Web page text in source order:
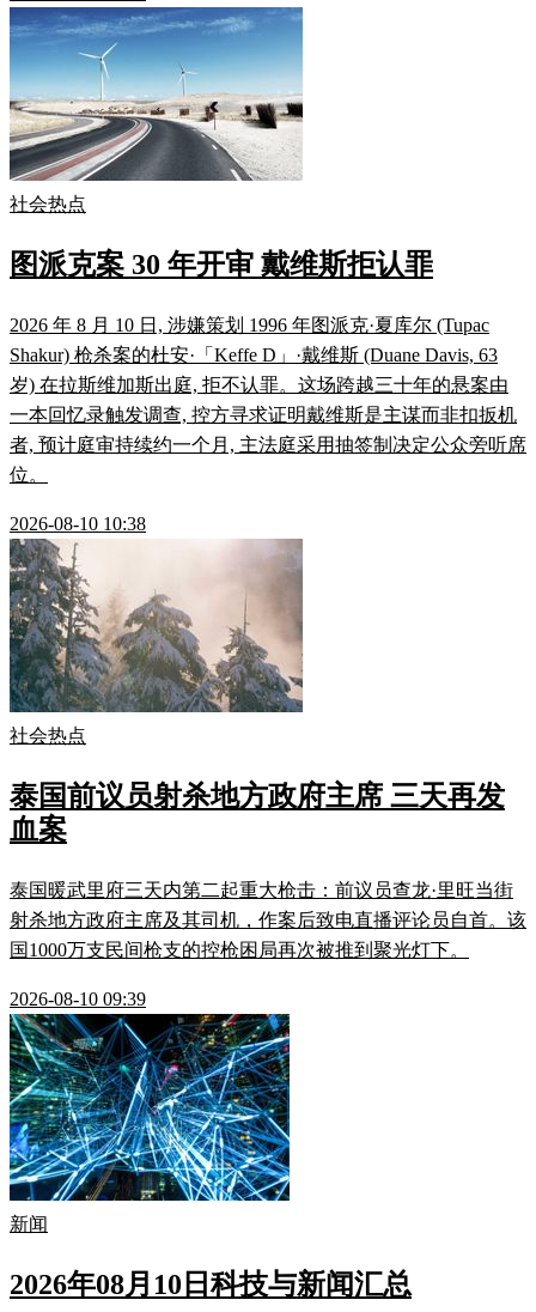
社会热点
图派克案 30 年开审 戴维斯拒认罪
2026 年 8 月 10 日, 涉嫌策划 1996 年图派克·夏库尔 (Tupac
Shakur) 枪杀案的杜安·「Keffe D」·戴维斯 (Duane Davis, 63
岁) 在拉斯维加斯出庭, 拒不认罪。这场跨越三十年的悬案由
一本回忆录触发调查, 控方寻求证明戴维斯是主谋而非扣扳机
者, 预计庭审持续约一个月, 主法庭采用抽签制决定公众旁听席
位。
2026-08-10 10:38
社会热点
泰国前议员射杀地方政府主席 三天再发
血案
泰国暖武里府三天内第二起重大枪击：前议员查龙·里旺当街
射杀地方政府主席及其司机，作案后致电直播评论员自首。该
国1000万支民间枪支的控枪困局再次被推到聚光灯下。
2026-08-10 09:39
新闻
2026年08月10日科技与新闻汇总